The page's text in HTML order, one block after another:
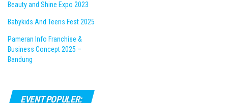
Beauty and Shine Expo 2023
Babykids And Teens Fest 2025
Pameran Info Franchise &
Business Concept 2025 –
Bandung
EVENT POPULER: